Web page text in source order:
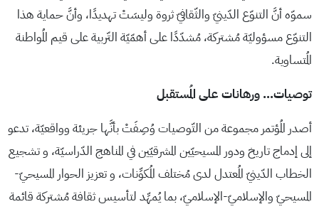
سموّه أنَّ التنوّع الدّينيّ والثّقافيّ ثروة وليسَتْ تهديدًا، وأنَّ حماية هذا
التنوّع مسؤوليّة مُشتركة، مُشدّدًا على أهمّيّة التّربية على قيم المُواطنة
المُتساوية.
توصيات… ورهانات على المُستقبل
أصدر المُؤتمر مجموعة من التّوصيات وُصِفَتْ بأنَّها جريئة وواقعيّة، تدعو
إلى إدماج تاريخ ودور المسيحيّين المشرقيّين في المناهج الدّراسيّة، و تشجيع
الخطاب الدّينيّ المُعتدل لدى مُختلف المُكوِّنات، و تعزيز الحوار المسيحيّ-
المسيحيّ والإسلاميّ-الإسلاميّ، بما يُمهِّد لتأسيس ثقافة مُشتركة قائمة